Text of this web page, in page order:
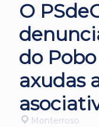
O
do
axudas
Monterroso